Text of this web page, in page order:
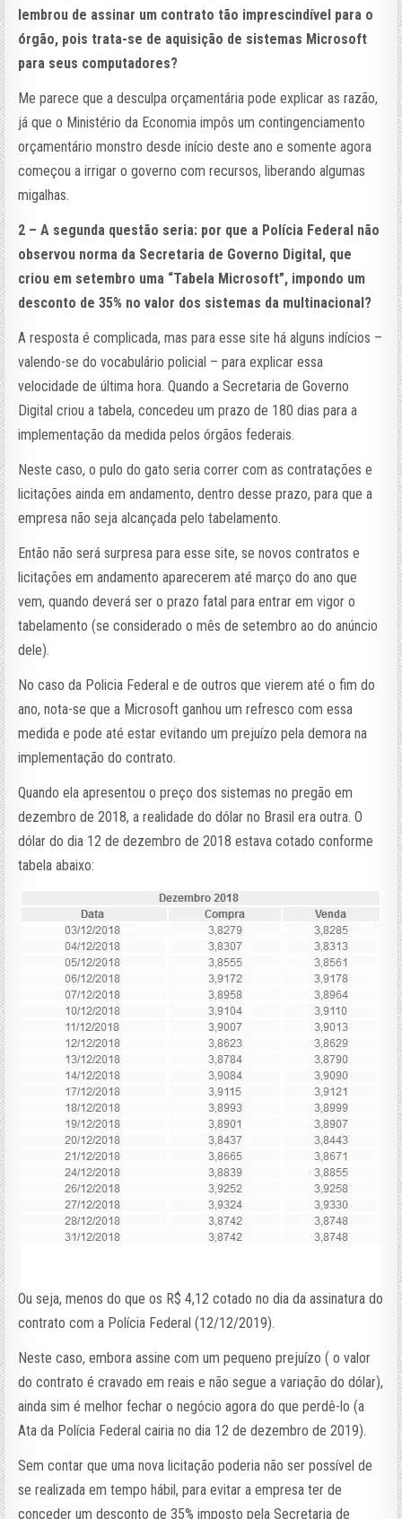
lembrou de assinar um contrato tão imprescindível para o
órgão, pois trata-se de aquisição de sistemas Microsoft
para seus computadores?
Me parece que a desculpa orçamentária pode explicar as razão,
já que o Ministério da Economia impôs um contingenciamento
orçamentário monstro desde início deste ano e somente agora
começou a irrigar o governo com recursos, liberando algumas
migalhas.
2 – A segunda questão seria: por que a Polícia Federal não
observou norma da Secretaria de Governo Digital, que
criou em setembro uma “Tabela Microsoft”, impondo um
desconto de 35% no valor dos sistemas da multinacional?
A resposta é complicada, mas para esse site há alguns indícios –
valendo-se do vocabulário policial – para explicar essa
velocidade de última hora. Quando a Secretaria de Governo
Digital criou a tabela, concedeu um prazo de 180 dias para a
implementação da medida pelos órgãos federais.
Neste caso, o pulo do gato seria correr com as contratações e
licitações ainda em andamento, dentro desse prazo, para que a
empresa não seja alcançada pelo tabelamento.
Então não será surpresa para esse site, se novos contratos e
licitações em andamento aparecerem até março do ano que
vem, quando deverá ser o prazo fatal para entrar em vigor o
tabelamento (se considerado o mês de setembro ao do anúncio
dele).
No caso da Policia Federal e de outros que vierem até o fim do
ano, nota-se que a Microsoft ganhou um refresco com essa
medida e pode até estar evitando um prejuízo pela demora na
implementação do contrato.
Quando ela apresentou o preço dos sistemas no pregão em
dezembro de 2018, a realidade do dólar no Brasil era outra. O
dólar do dia 12 de dezembro de 2018 estava cotado conforme
tabela abaixo:
Ou seja, menos do que os R$ 4,12 cotado no dia da assinatura do
contrato com a Polícia Federal (12/12/2019).
Neste caso, embora assine com um pequeno prejuízo ( o valor
do contrato é cravado em reais e não segue a variação do dólar),
ainda sim é melhor fechar o negócio agora do que perdê-lo (a
Ata da Polícia Federal cairia no dia 12 de dezembro de 2019).
Sem contar que uma nova licitação poderia não ser possível de
se realizada em tempo hábil, para evitar a empresa ter de
conceder um desconto de 35% imposto pela Secretaria de